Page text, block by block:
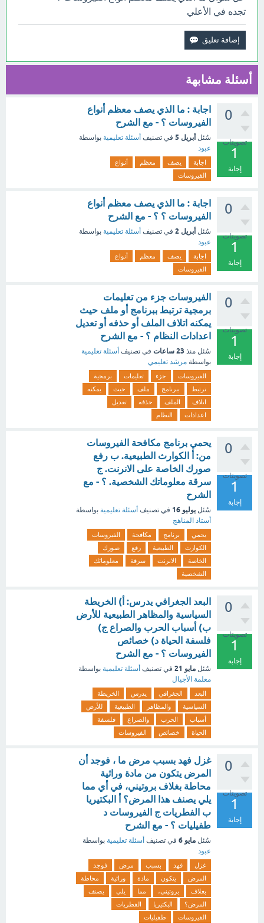
تجده في الأعلي
أسئلة مشابهة
0
تصويتات
1
إجابة
اجابة : ما الذي يصف معظم أنواع
الفيروسات ؟ - مع الشرح
سُئل أبريل 5 في تصنيف أسئلة تعليمية بواسطة
عبود
اجابة يصف معظم
أنواع
الفيروسات
0
تصويتات
1
إجابة
اجابة : ما الذي يصف معظم أنواع
الفيروسات ؟ ؟ - مع الشرح
سُئل أبريل 2 في تصنيف أسئلة تعليمية بواسطة
عبود
اجابة يصف معظم
أنواع
الفيروسات
0
تصويتات
1
إجابة
الفيروسات جزء من تعليمات
برمجية ترتبط ببرنامج أو ملف حيث
يمكنه اتلاف الملف أو حذفه أو تعديل
اعدادات النظام ؟ - مع الشرح
سُئل منذ 23 ساعات في تصنيف أسئلة تعليمية
بواسطة مرشد تعليمي
الفيروسات جزء تعليمات
برمجية
ترتبط
ببرنامج ملف حيث
يمكنه
اتلاف
الملف حذفه
تعديل
اعدادات
النظام
0
تصويتات
1
إجابة
يحمي برنامج مكافحة الفيروسات
من: أ الكوارث الطبيعية. ب رفع
صورك الخاصة على الانرنت. ج
سرقة معلوماتك الشخصية. ؟ - مع
الشرح
سُئل يوليو 16 في تصنيف أسئلة تعليمية بواسطة
أستاذ المناهج
يحمي برنامج مكافحة
الفيروسات
الكوارث
الطبيعية رفع
صورك
الخاصة
الانرنت سرقة
معلوماتك
الشخصية
0
تصويتات
1
إجابة
البعد الجغرافي يدرس: أ) الخريطة
السياسية والمظاهر الطبيعية للأرض
ب) أسباب الحرب والصراع ج)
فلسفة الحياة د) خصائص
الفيروسات ؟ - مع الشرح
سُئل مايو 21 في تصنيف أسئلة تعليمية بواسطة
معلمة الأجيال
البعد الجغرافي يدرس
الخريطة
السياسية
والمظاهر الطبيعية
للأرض
أسباب
الحرب والصراع
فلسفة
الحياة
خصائص الفيروسات
0
تصويتات
1
إجابة
غزل فهد بسبب مرض ما ، فوجد أن
المرض يتكون من مادة وراثية
محاطة بغلاف بروتيني، في أي مما
يلي يصنف هذا المرض؟ أ البكتيريا
ب الفطريات ج الفيروسات د
طفيليات ؟ - مع الشرح
سُئل مايو 6 في تصنيف أسئلة تعليمية بواسطة
عبود
غزل فهد بسبب مرض
فوجد
المرض
يتكون مادة وراثية
محاطة
بغلاف
بروتيني، مما يلي
يصنف
المرض؟
البكتيريا
الفطريات
الفيروسات
طفيليات